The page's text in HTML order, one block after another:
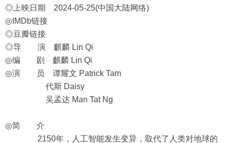
◎上映日期 2024-05-25(中国大陆网络)
◎IMDb链接
◎豆瓣链接
◎导 演 麒麟 Lin Qi
◎编 剧 麒麟 Lin Qi
◎演 员 谭耀文 Patrick Tam
代斯 Daisy
吴孟达 Man Tat Ng
◎简 介
2150年，人工智能发生变异，取代了人类对地球的